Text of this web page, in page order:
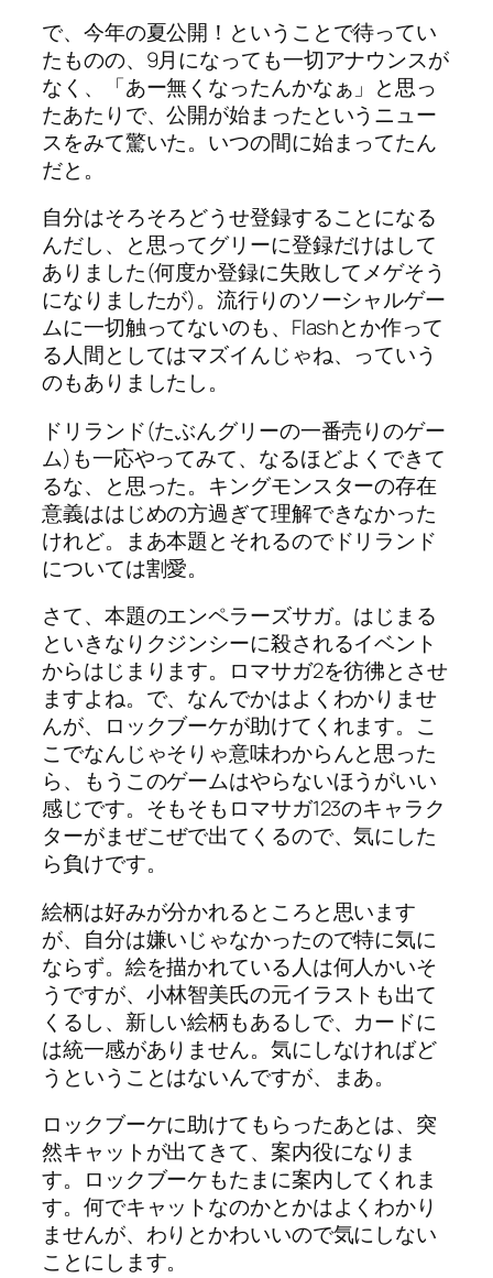
で、今年の夏公開！ということで待ってい
たものの、9月になっても一切アナウンスが
なく、「あー無くなったんかなぁ」と思っ
たあたりで、公開が始まったというニュー
スをみて驚いた。いつの間に始まってたん
だと。
自分はそろそろどうせ登録することになる
んだし、と思ってグリーに登録だけはして
ありました(何度か登録に失敗してメゲそう
になりましたが)。流行りのソーシャルゲー
ムに一切触ってないのも、Flashとか作って
る人間としてはマズイんじゃね、っていう
のもありましたし。
ドリランド(たぶんグリーの一番売りのゲー
ム)も一応やってみて、なるほどよくできて
るな、と思った。キングモンスターの存在
意義ははじめの方過ぎて理解できなかった
けれど。まあ本題とそれるのでドリランド
については割愛。
さて、本題のエンペラーズサガ。はじまる
といきなりクジンシーに殺されるイベント
からはじまります。ロマサガ2を彷彿とさせ
ますよね。で、なんでかはよくわかりませ
んが、ロックブーケが助けてくれます。こ
こでなんじゃそりゃ意味わからんと思った
ら、もうこのゲームはやらないほうがいい
感じです。そもそもロマサガ123のキャラク
ターがまぜこぜで出てくるので、気にした
ら負けです。
絵柄は好みが分かれるところと思います
が、自分は嫌いじゃなかったので特に気に
ならず。絵を描かれている人は何人かいそ
うですが、小林智美氏の元イラストも出て
くるし、新しい絵柄もあるしで、カードに
は統一感がありません。気にしなければど
うということはないんですが、まあ。
ロックブーケに助けてもらったあとは、突
然キャットが出てきて、案内役になりま
す。ロックブーケもたまに案内してくれま
す。何でキャットなのかとかはよくわかり
ませんが、わりとかわいいので気にしない
ことにします。